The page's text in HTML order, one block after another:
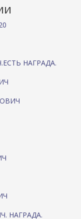
НАГРАДА.
НАГРАДА.